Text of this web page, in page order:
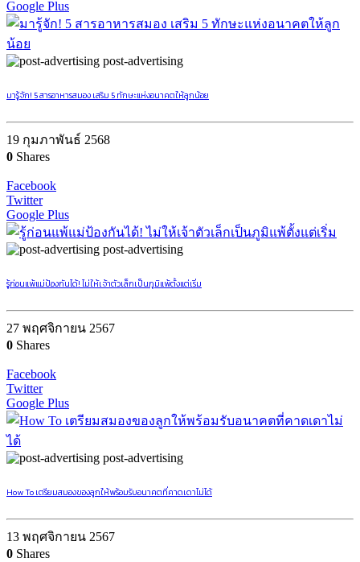
Google Plus
post-advertising
มารู้จัก! 5 สารอาหารสมอง เสริม 5 ทักษะแห่งอนาคตให้ลูกน้อย
19 กุมภาพันธ์ 2568
0 Shares
Facebook
Twitter
Google Plus
post-advertising
รู้ก่อนแพ้แม่ป้องกันได้! ไม่ให้เจ้าตัวเล็กเป็นภูมิแพ้ตั้งแต่เริ่ม
27 พฤศจิกายน 2567
0 Shares
Facebook
Twitter
Google Plus
post-advertising
How To เตรียมสมองของลูกให้พร้อมรับอนาคตที่คาดเดาไม่ได้
13 พฤศจิกายน 2567
0 Shares